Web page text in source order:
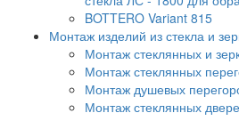
BOTTERO Variant 815
Монтаж изделий из стекла и
Монтаж стеклянных и
Монтаж стеклянных
Монтаж душевых
Монтаж стеклянных